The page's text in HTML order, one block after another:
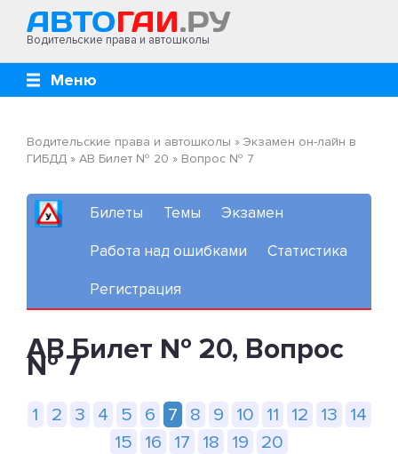
Водительские права и автошколы
Меню
Водительские права и автошколы » Экзамен он-лайн в
ГИБДД » AB Билет № 20 » Вопрос № 7
Билеты Темы Экзамен
Работа над ошибками Статистика
Регистрация
AB Билет № 20, Вопрос
№ 7
1 2 3 4 5 6 7 8 9 10 11 12 13
14
15
16 17 18 19 20